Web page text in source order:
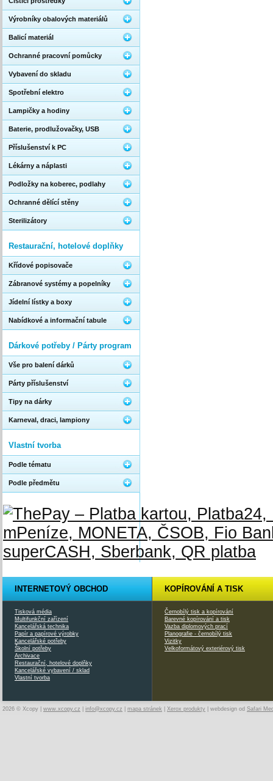
Výrobníky obalových materiálů
Balicí materiál
Ochranné pracovní pomůcky
Vybavení do skladu
Spotřební elektro
Lampičky a hodiny
Baterie, prodlužovačky, USB
Příslušenství k PC
Lékárny a náplasti
Podložky na koberec, podlahy
Ochranné dělící stěny
Sterilizátory
Restaurační, hotelové doplňky
Křídové popisovače
Zábranové systémy a popelníky
Jídelní lístky a boxy
Nabídkové a informační tabule
Dárkové potřeby / Párty program
Vše pro balení dárků
Párty příslušenství
Tipy na dárky
Karneval, draci, lampiony
Vlastní tvorba
Podle tématu
Podle předmětu
INTERNETOVÝ OBCHOD
Tisková média
Multifunkční zařízení
Kancelářská technika
Papír a papírové výrobky
Kancelářské potřeby
Školní potřeby
Archivace
Restaurační, hotelové doplňky
Kancelářské vybavení / sklad
Vlastní tvorba
KOPÍROVÁNÍ A TISK
Černobílý tisk a kopírování
Barevné kopírování a tisk
Vazba diplomových prací
Planografie - černobílý tisk
Vizitky
Velkoformátový exteriérový tisk
2026 © Xcopy | www.xcopy.cz info@xcopy.cz mapa stránek Xerox produkty | webdesign od Safari